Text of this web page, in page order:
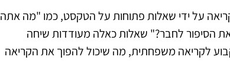
על ידי שאלות פתוחות על הטקסט, כמו "מה אתה
הסיפור לחבר?" שאלות כאלה מעודדות שיחה
לקריאה משפחתית, מה שיכול להפוך את הקריאה